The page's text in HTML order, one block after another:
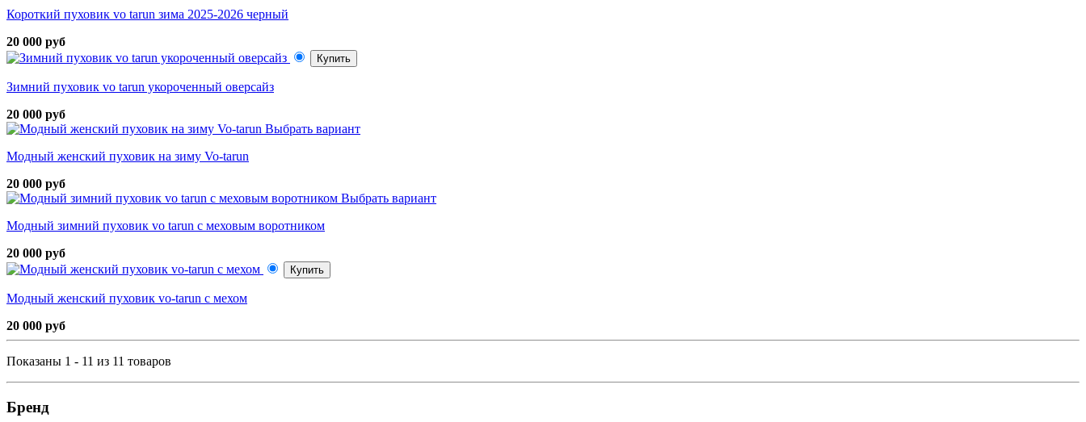
Короткий пуховик vo tarun зима 2025-2026 черный
20 000 руб
Купить
Зимний пуховик vo tarun укороченный оверсайз
20 000 руб
Выбрать вариант
Модный женский пуховик на зиму Vo-tarun
20 000 руб
Выбрать вариант
Модный зимний пуховик vo tarun с меховым воротником
20 000 руб
Купить
Модный женский пуховик vo-tarun с мехом
20 000 руб
Показаны 1 - 11 из 11 товаров
Бренд